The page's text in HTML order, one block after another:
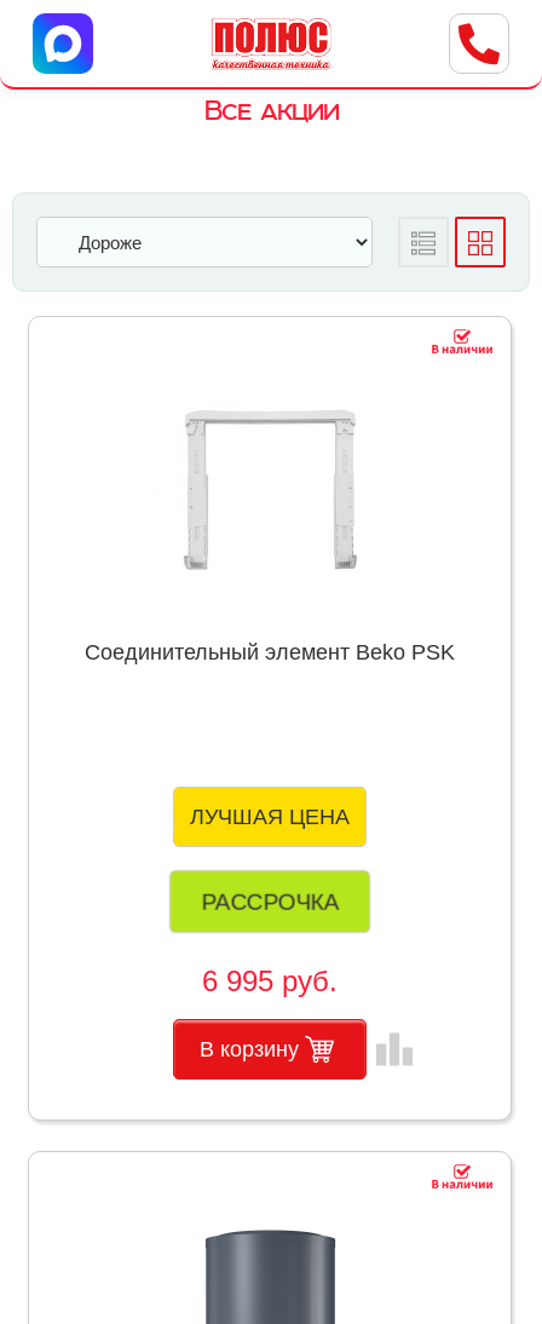
Центр бытовой техники
г. Ульяновск, ул. Пушкарева, 8a
Все акции
Соединительный элемент Beko PSK
ЛУЧШАЯ ЦЕНА
РАССРОЧКА
6 995 руб.
В корзину leaderboard